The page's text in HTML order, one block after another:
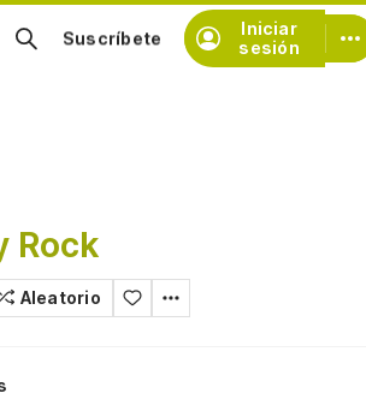
Iniciar
sesión
Suscríbete
Rock
Aleatorio